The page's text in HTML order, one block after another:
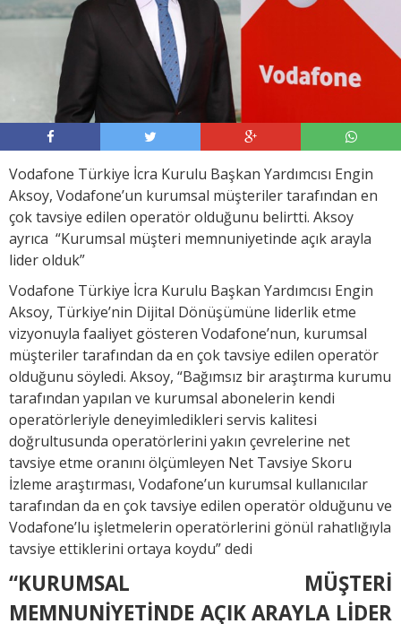
Vodafone Türkiye İcra Kurulu Başkan Yardımcısı Engin
Aksoy, Vodafone’un kurumsal müşteriler tarafından en
çok tavsiye edilen operatör olduğunu belirtti. Aksoy
ayrıca “Kurumsal müşteri memnuniyetinde açık arayla
lider olduk”
Vodafone Türkiye İcra Kurulu Başkan Yardımcısı Engin
Aksoy, Türkiye’nin Dijital Dönüşümüne liderlik etme
vizyonuyla faaliyet gösteren Vodafone’nun, kurumsal
müşteriler tarafından da en çok tavsiye edilen operatör
olduğunu söyledi. Aksoy, “Bağımsız bir araştırma kurumu
tarafından yapılan ve kurumsal abonelerin kendi
operatörleriyle deneyimledikleri servis kalitesi
doğrultusunda operatörlerini yakın çevrelerine net
tavsiye etme oranını ölçümleyen Net Tavsiye Skoru
İzleme araştırması, Vodafone’un kurumsal kullanıcılar
tarafından da en çok tavsiye edilen operatör olduğunu ve
Vodafone’lu işletmelerin operatörlerini gönül rahatlığıyla
tavsiye ettiklerini ortaya koydu” dedi
“KURUMSAL MÜŞTERİ
MEMNUNİYETİNDE AÇIK ARAYLA LİDER